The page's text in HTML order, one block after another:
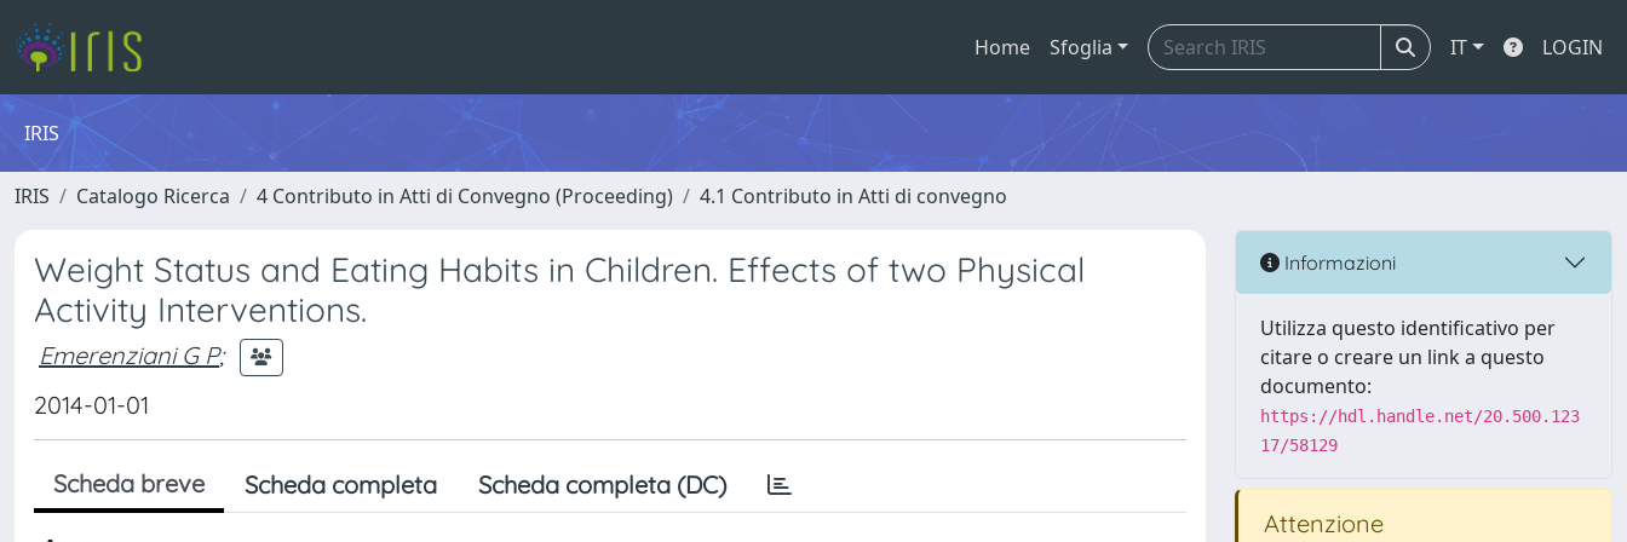
Home Sfoglia IT LOGIN
IRIS
IRIS Catalogo Ricerca 4 Contributo in Atti di Convegno (Proceeding) 4.1 Contributo in Atti di convegno
Weight Status and Eating Habits in Children. Effects of two Physical
Activity Interventions.
Emerenziani G P;
2014-01-01
Scheda breve Scheda completa Scheda completa (DC)
Informazioni
Utilizza questo identificativo per
citare o creare un link a questo
documento:
https://hdl.handle.net/20.500.123
17/58129
Attenzione